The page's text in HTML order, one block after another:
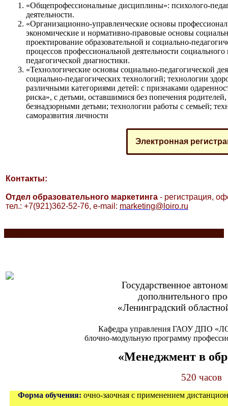
«Общепрофессиональные дисциплины»: психолого-
деятельности.
«Организационно-управленческие основы
экономические и нормативно-правовые основы
проектирование образовательной и социально-
процессов профессиональной деятельности
педагогической диагностики.
«Технологические основы социально-педагогической
социально-педагогических технологий; технологии
различными категориями детей: с признаками
риска», с детьми, оставшимися без попечения
безнадзорными детьми; технологии работы с семьей;
саморазвития личности
Электронная
Контакты:
Отдел образовательного маркетинга - регистрация,
тел.: +7(921)362-52-76, e-mail: marketing@loiro.ru
Государственное
дополнительного
«Ленинградский
Кафедра управления ГАОУ ДПО
блочно-модульную программу
«Менеджмент в
520 часов
Форма обучения: очно-заочная с применением